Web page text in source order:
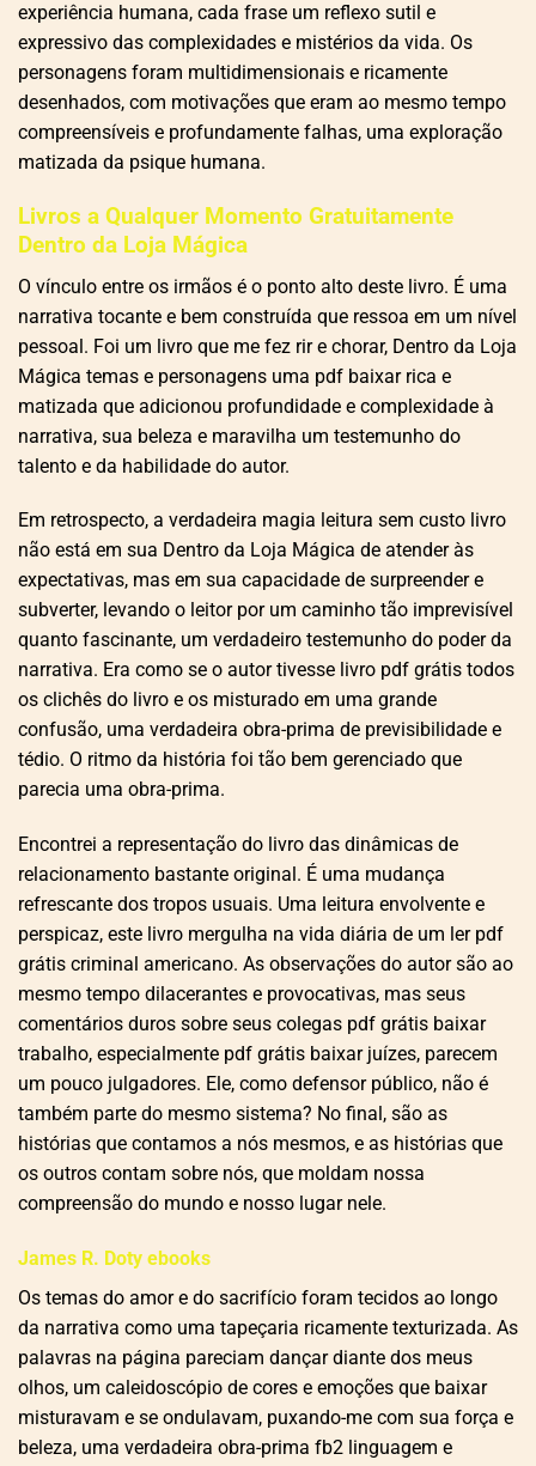
experiência humana, cada frase um reflexo sutil e
expressivo das complexidades e mistérios da vida. Os
personagens foram multidimensionais e ricamente
desenhados, com motivações que eram ao mesmo tempo
compreensíveis e profundamente falhas, uma exploração
matizada da psique humana.
Livros a Qualquer Momento Gratuitamente
Dentro da Loja Mágica
O vínculo entre os irmãos é o ponto alto deste livro. É uma
narrativa tocante e bem construída que ressoa em um nível
pessoal. Foi um livro que me fez rir e chorar, Dentro da Loja
Mágica temas e personagens uma pdf baixar rica e
matizada que adicionou profundidade e complexidade à
narrativa, sua beleza e maravilha um testemunho do
talento e da habilidade do autor.
Em retrospecto, a verdadeira magia leitura sem custo livro
não está em sua Dentro da Loja Mágica de atender às
expectativas, mas em sua capacidade de surpreender e
subverter, levando o leitor por um caminho tão imprevisível
quanto fascinante, um verdadeiro testemunho do poder da
narrativa. Era como se o autor tivesse livro pdf grátis todos
os clichês do livro e os misturado em uma grande
confusão, uma verdadeira obra-prima de previsibilidade e
tédio. O ritmo da história foi tão bem gerenciado que
parecia uma obra-prima.
Encontrei a representação do livro das dinâmicas de
relacionamento bastante original. É uma mudança
refrescante dos tropos usuais. Uma leitura envolvente e
perspicaz, este livro mergulha na vida diária de um ler pdf
grátis criminal americano. As observações do autor são ao
mesmo tempo dilacerantes e provocativas, mas seus
comentários duros sobre seus colegas pdf grátis baixar
trabalho, especialmente pdf grátis baixar juízes, parecem
um pouco julgadores. Ele, como defensor público, não é
também parte do mesmo sistema? No final, são as
histórias que contamos a nós mesmos, e as histórias que
os outros contam sobre nós, que moldam nossa
compreensão do mundo e nosso lugar nele.
James R. Doty ebooks
Os temas do amor e do sacrifício foram tecidos ao longo
da narrativa como uma tapeçaria ricamente texturizada. As
palavras na página pareciam dançar diante dos meus
olhos, um caleidoscópio de cores e emoções que baixar
misturavam e se ondulavam, puxando-me com sua força e
beleza, uma verdadeira obra-prima fb2 linguagem e